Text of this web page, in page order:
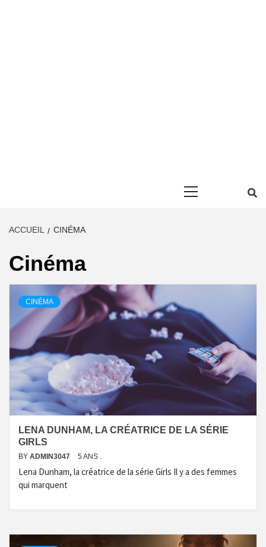
ACCUEIL CINÉMA
Cinéma
CINÉMA
LENA DUNHAM, LA CRÉATRICE DE LA SÉRIE
GIRLS
BY ADMIN3047 5 ANS .
Lena Dunham, la créatrice de la série Girls Il y a des femmes
qui marquent